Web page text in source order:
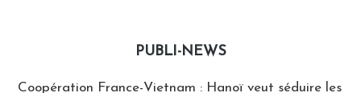
PUBLI-NEWS
Coopération France-Vietnam : Hanoï veut séduire les